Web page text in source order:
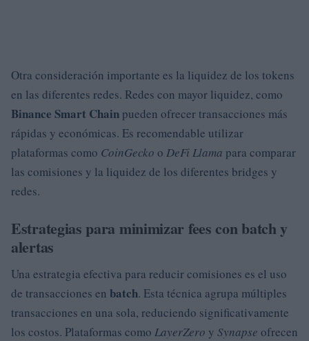
Otra consideración importante es la liquidez de los tokens
en las diferentes redes. Redes con mayor liquidez, como
Binance Smart Chain pueden ofrecer transacciones más
rápidas y económicas. Es recomendable utilizar
plataformas como CoinGecko o DeFi Llama para comparar
las comisiones y la liquidez de los diferentes bridges y
redes.
Estrategias para minimizar fees con batch y
alertas
Una estrategia efectiva para reducir comisiones es el uso
de transacciones en batch. Esta técnica agrupa múltiples
transacciones en una sola, reduciendo significativamente
los costos. Plataformas como LayerZero y Synapse ofrecen